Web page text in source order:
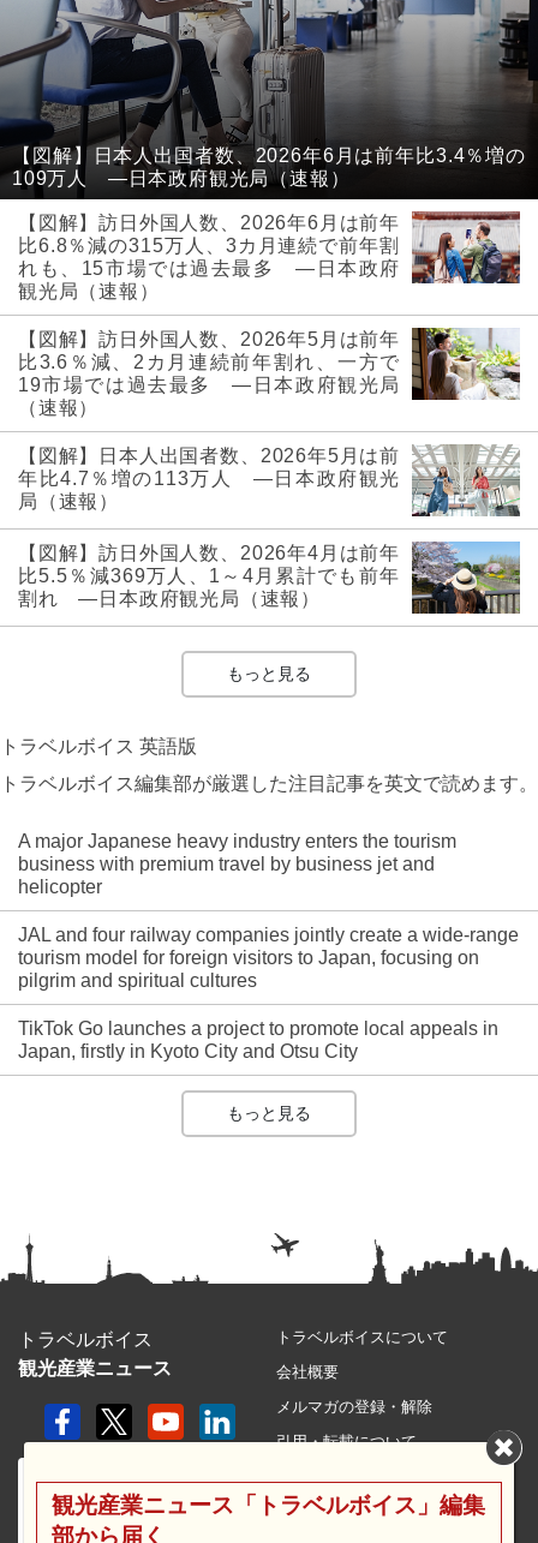
【図解】日本人出国者数、2026年6月は前年比3.4％増の
109万人 ―日本政府観光局（速報）
【図解】訪日外国人数、2026年6月は前年
比6.8％減の315万人、3カ月連続で前年割
れも、15市場では過去最多 ―日本政府
観光局（速報）
【図解】訪日外国人数、2026年5月は前年
比3.6％減、2カ月連続前年割れ、一方で
19市場では過去最多 ―日本政府観光局
（速報）
【図解】日本人出国者数、2026年5月は前
年比4.7％増の113万人 ―日本政府観光
局（速報）
【図解】訪日外国人数、2026年4月は前年
比5.5％減369万人、1～4月累計でも前年
割れ ―日本政府観光局（速報）
もっと見る
トラベルボイス 英語版
トラベルボイス編集部が厳選した注目記事を英文で読めます。
A major Japanese heavy industry enters the tourism
business with premium travel by business jet and
helicopter
JAL and four railway companies jointly create a wide-range
tourism model for foreign visitors to Japan, focusing on
pilgrim and spiritual cultures
TikTok Go launches a project to promote local appeals in
Japan, firstly in Kyoto City and Otsu City
もっと見る
トラベルボイス
観光産業ニュース
トラベルボイスについて
会社概要
メルマガの登録・解除
引用・転載について
利用規約
観光産業ニュース「トラベルボイス」編集
部から届く